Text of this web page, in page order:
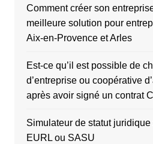
Comment créer son
meilleure solution pour
Aix-en-Provence et Arles
Est-ce qu’il est possible de
d’entreprise ou coopérative
après avoir signé un contrat
Simulateur de statut
EURL ou SASU